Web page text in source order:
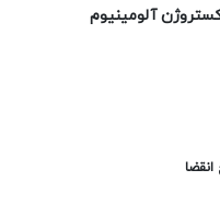
آلومینیوم